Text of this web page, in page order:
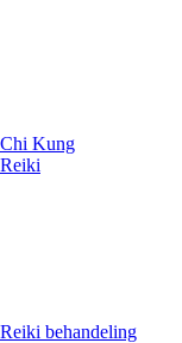
Chi Kung
Reiki
Reiki behandeling